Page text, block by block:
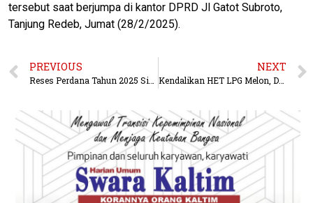
tersebut saat berjumpa di kantor DPRD Jl Gatot Subroto,
Tanjung Redeb, Jumat (28/2/2025).
PREVIOUS NEXT
Kendalikan HET LPG Melon, DPRD Bakal Segera Panggil Pertamina dan Diskoperindag